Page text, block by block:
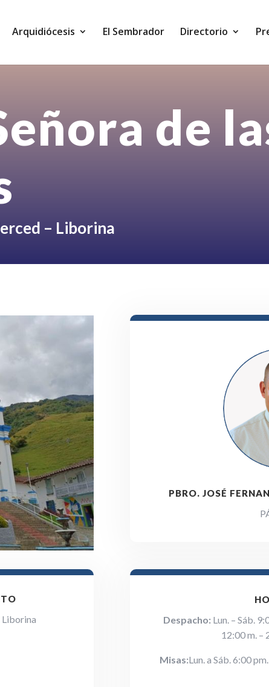
Arquidiócesis El Sembrador Directorio
de
– Liborina
PBRO. JOSÉ
Liborina Despacho: Lun. – Sáb.
12:00 m. –
Misas:Lun. a Sáb. 6:00